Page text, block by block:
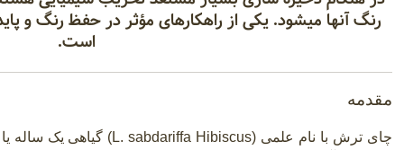
رنگ آنها میشود. یکی از راهکارهای مؤثر در حفظ رنگ و
است.
مقدمه
چای ترش با نام علمی (L. sabdariffa Hibiscus) گیاهی یک ساله